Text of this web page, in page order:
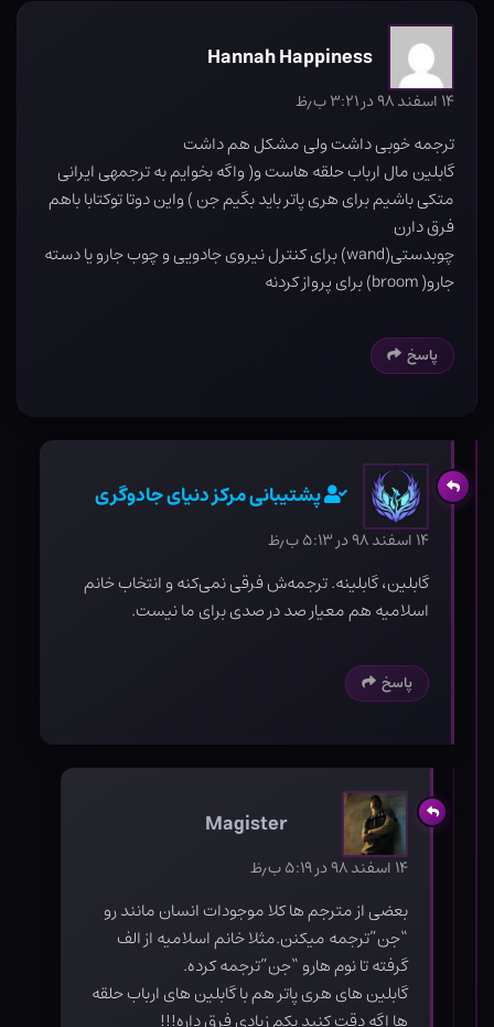
Hannah Happiness
۱۴ اسفند ۹۸ در ۳:۲۱ ب٫ظ
ترجمه خوبی داشت ولی مشکل هم داشت
گابلین مال ارباب حلقه هاست و( واگه بخوایم به ترجمهی ایرانی
متکی باشیم برای هری پاتر باید بگیم جن ) واین دوتا توکتابا باهم
فرق دارن
چوبدستی(wand) برای کنترل نیروی جادویی و چوب جارو یا دسته
جارو( broom) برای پرواز کردنه
پاسخ
پشتیبانی مرکز دنیای جادوگری
۱۴ اسفند ۹۸ در ۵:۱۳ ب٫ظ
گابلین، گابلینه. ترجمه‌ش فرقی نمی‌کنه و انتخاب خانم
اسلامیه هم معیار صد در صدی برای ما نیست.
پاسخ
Magister
۱۴ اسفند ۹۸ در ۵:۱۹ ب٫ظ
بعضی از مترجم ها کلا موجودات انسان مانند رو
“جن”ترجمه میکنن.مثلا خانم اسلامیه از الف
گرفته تا نوم هارو “جن”ترجمه کرده.
گابلین های هری پاتر هم با گابلین های ارباب حلقه